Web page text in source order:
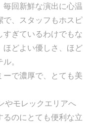
回新鮮な演出に心温
で、スタッフもホスピ
ぎているわけでもな
ほどよい優しさ、ほど
。
で濃厚で、とても美
やモレックエリアへ
るのにとても便利な立